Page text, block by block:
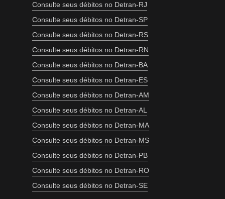
Consulte seus débitos no Detran-RJ
Consulte seus débitos no Detran-SP
Consulte seus débitos no Detran-RS
Consulte seus débitos no Detran-RN
Consulte seus débitos no Detran-BA
Consulte seus débitos no Detran-ES
Consulte seus débitos no Detran-AM
Consulte seus débitos no Detran-AL
Consulte seus débitos no Detran-MA
Consulte seus débitos no Detran-MS
Consulte seus débitos no Detran-PB
Consulte seus débitos no Detran-RO
Consulte seus débitos no Detran-SE